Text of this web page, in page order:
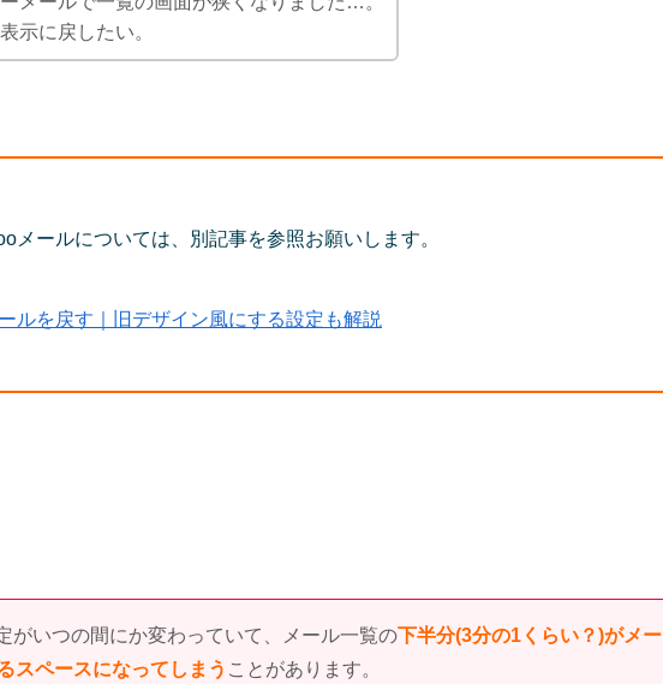
示に戻したい。
メールについては、別記事を参照お願いします。
ルを戻す｜旧デザイン風にする設定も解説
がいつの間にか変わっていて、メール一覧の下半分(3分の1くらい？)がメー
スペースになってしまう ことがあります。